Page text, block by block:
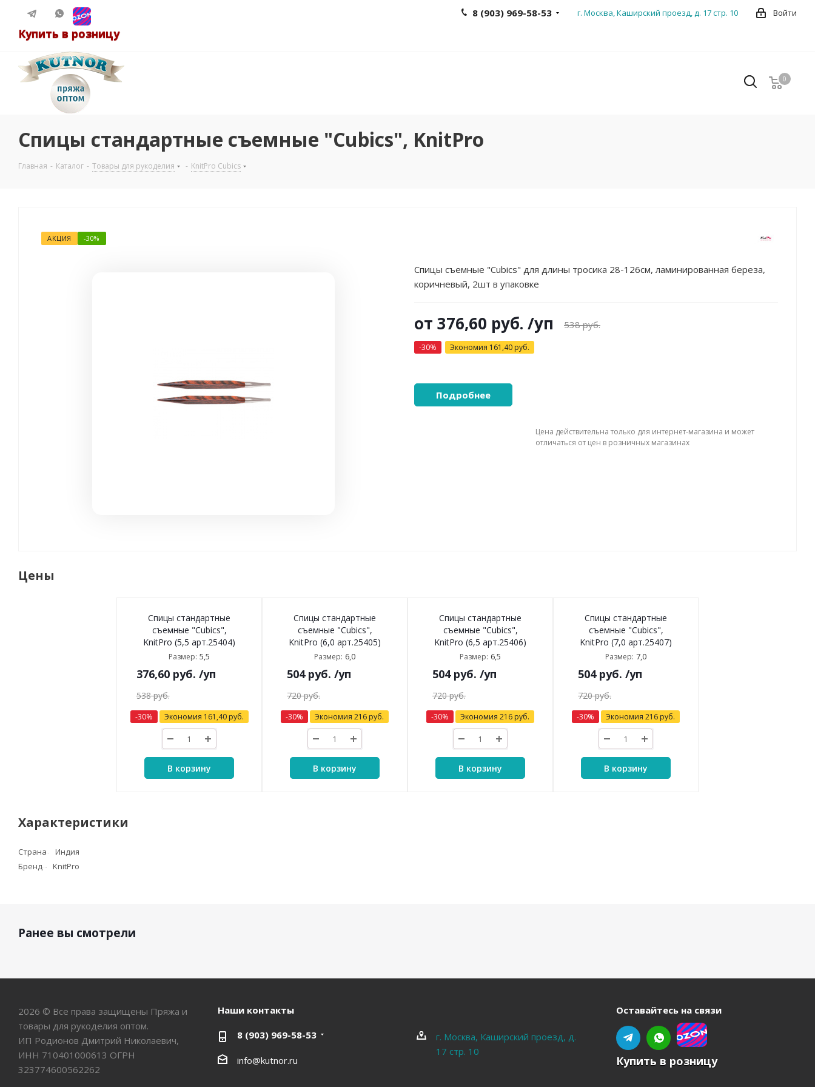
Купить в розницу
Войти
г. Москва, Каширский проезд, д. 17 стр. 10
8 (903) 969-58-53
0
0
Спицы стандартные съемные "Cubics", KnitPro
Главная - Каталог - Товары для рукоделия - KnitPro Cubics
АКЦИЯ -30%
Спицы съемные "Cubics" для длины тросика 28-126см, ламинированная береза,
коричневый, 2шт в упаковке
от 376,60 руб. /уп 538 руб.
-30% Экономия 161,40 руб.
Подробнее
Цена действительна только для интернет-магазина и может
отличаться от цен в розничных магазинах
Цены
Спицы стандартные
съемные "Cubics",
KnitPro (5,5 арт.25404)
Размер: 5,5
376,60руб. /уп
538руб.
-30% Экономия 161,40руб.
В корзину
Спицы стандартные
съемные "Cubics",
KnitPro (6,0 арт.25405)
Размер: 6,0
504руб. /уп
720руб.
-30% Экономия 216 руб.
В корзину
Спицы стандартные
съемные "Cubics",
KnitPro (6,5 арт.25406)
Размер: 6,5
504руб. /уп
720руб.
-30% Экономия 216 руб.
В корзину
Спицы стандартные
съемные "Cubics",
KnitPro (7,0 арт.25407)
Размер: 7,0
504руб. /уп
720руб.
-30% Экономия 216 руб.
В корзину
Характеристики
Страна
Индия
Бренд
KnitPro
Ранее вы смотрели
2026 © Все права защищены Пряжа и
товары для рукоделия оптом.
ИП Родионов Дмитрий Николаевич,
ИНН 710401000613 ОГРН
323774600562262
Наши контакты
8 (903) 969-58-53
info@kutnor.ru
г. Москва, Каширский проезд, д.
17 стр. 10
Оставайтесь на связи
Купить в розницу